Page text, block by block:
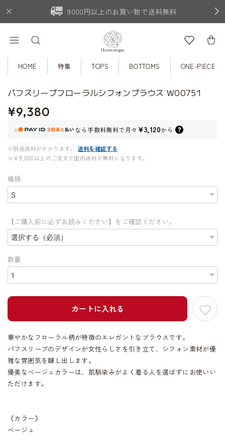
9000円以上のお買い物で送料無料
HOME 特集 TOPS BOTTOMS ONE-PIECE
パフスリーブフローラルシフォンブラウス W00751
¥9,380
なら 手数料無料で月々 ¥3,120から
※別途送料がかかります。
送料を確認する
※¥9,000以上のご注文で国内送料が無料になります。
種類
【ご購入前に必ずお読みください】をご確認ください。
数量
カートに入れる
華やかなフローラル柄が特徴のエレガントなブラウスです。
パフスリーブのデザインが女性らしさを引き立て、シフォン素材が優
雅な雰囲気を醸し出します。
優美なベージュカラーは、肌馴染みがよく着る人を選ばずにお使いい
ただけます。
《カラー》
ベージュ